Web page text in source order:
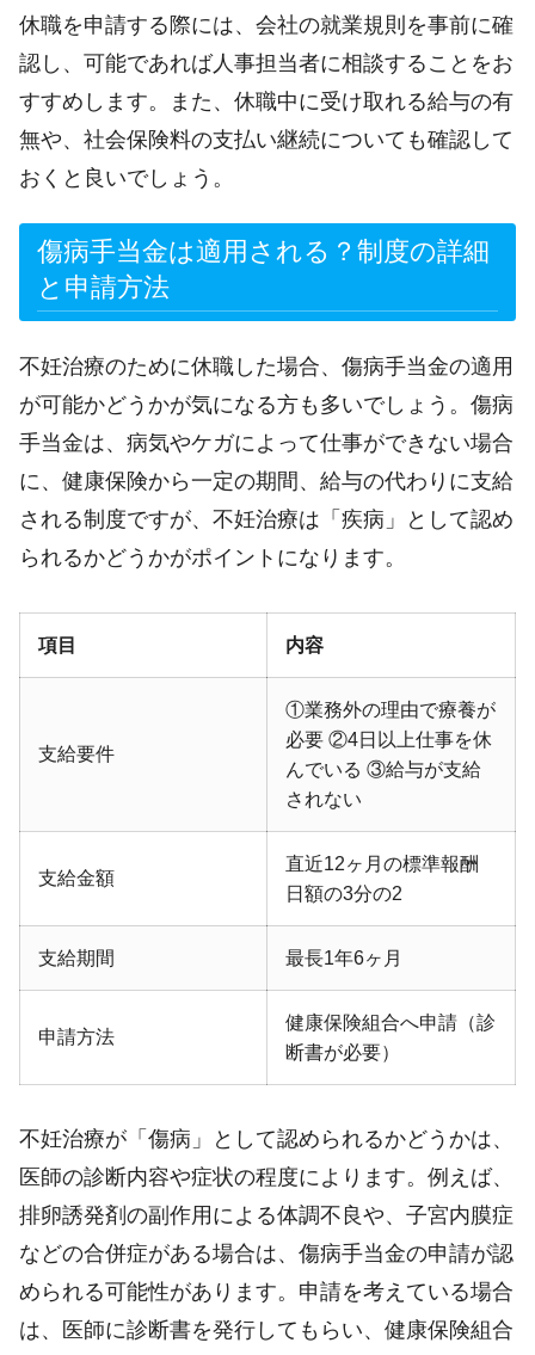
休職を申請する際には、会社の就業規則を事前に確
認し、可能であれば人事担当者に相談することをお
すすめします。また、休職中に受け取れる給与の有
無や、社会保険料の支払い継続についても確認して
おくと良いでしょう。
傷病手当金は適用される？制度の詳細
と申請方法
不妊治療のために休職した場合、傷病手当金の適用
が可能かどうかが気になる方も多いでしょう。傷病
手当金は、病気やケガによって仕事ができない場合
に、健康保険から一定の期間、給与の代わりに支給
される制度ですが、不妊治療は「疾病」として認め
られるかどうかがポイントになります。
項目 内容
支給要件
①業務外の理由で療養が
必要 ②4日以上仕事を休
んでいる ③給与が支給
されない
支給金額
直近12ヶ月の標準報酬
日額の3分の2
支給期間 最長1年6ヶ月
申請方法
健康保険組合へ申請（診
断書が必要）
不妊治療が「傷病」として認められるかどうかは、
医師の診断内容や症状の程度によります。例えば、
排卵誘発剤の副作用による体調不良や、子宮内膜症
などの合併症がある場合は、傷病手当金の申請が認
められる可能性があります。申請を考えている場合
は、医師に診断書を発行してもらい、健康保険組合